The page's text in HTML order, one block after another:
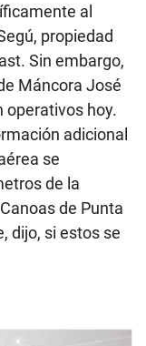
al
propiedad
Sin embargo,
Máncora José
operativos hoy.
adicional
se
de la
de Punta
dijo, si estos se